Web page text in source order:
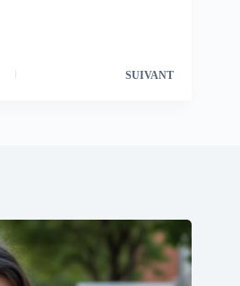
SUIVANT